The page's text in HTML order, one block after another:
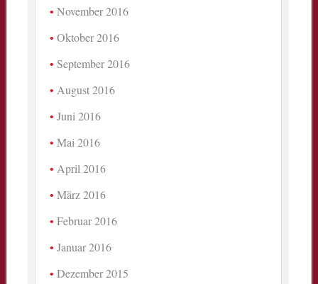
November 2016
Oktober 2016
September 2016
August 2016
Juni 2016
Mai 2016
April 2016
März 2016
Februar 2016
Januar 2016
Dezember 2015